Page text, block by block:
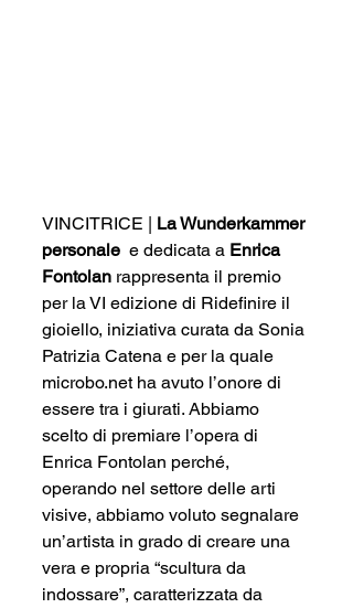
VINCITRICE | La Wunderkammer
personale
  e dedicata a
Enrica
Fontolan rappresenta il premio
per la VI edizione di Ridefinire il
gioiello, iniziativa curata da Sonia
Patrizia Catena e per la quale
microbo.net ha avuto l’onore di
essere tra i giurati. Abbiamo
scelto di premiare l’opera di
Enrica Fontolan perché,
operando nel settore delle arti
visive, abbiamo voluto segnalare
un’artista in grado di creare una
vera e propria “scultura da
indossare”, caratterizzata da